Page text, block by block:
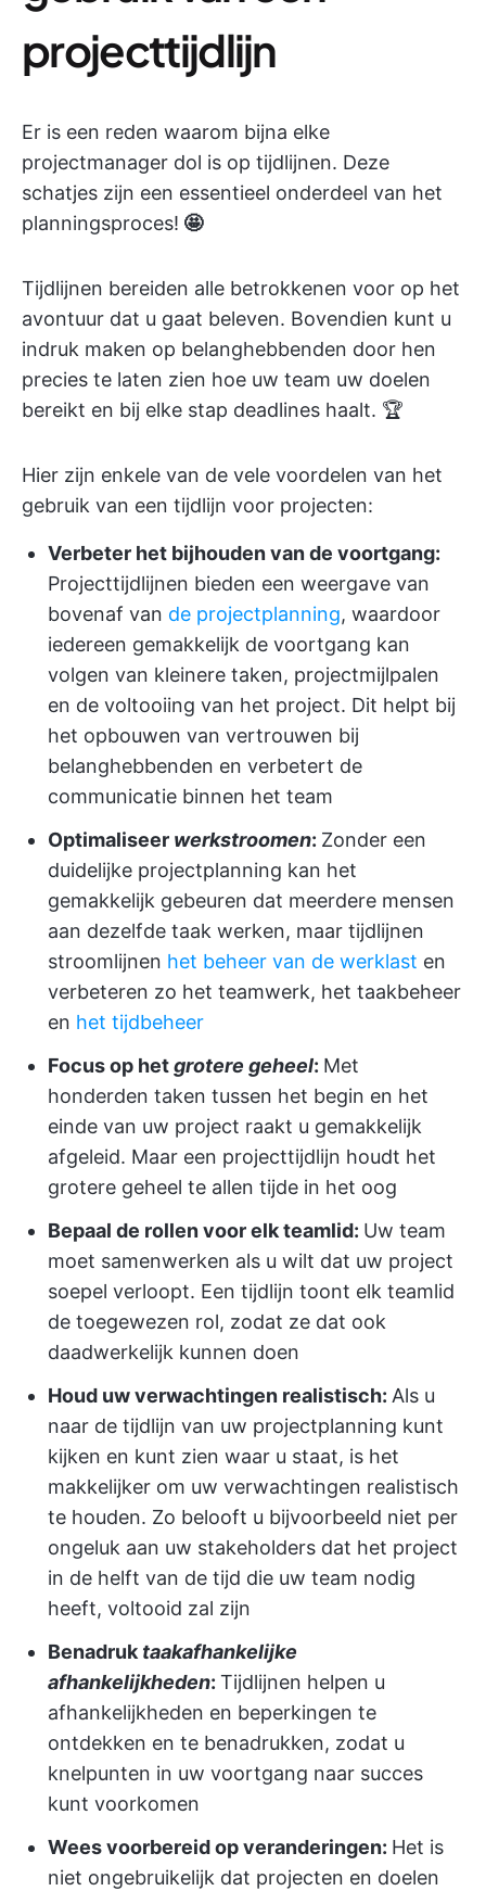
projecttijdlijn
Er is een reden waarom bijna elke
projectmanager dol is op tijdlijnen. Deze
schatjes zijn een essentieel onderdeel van het
planningsproces! 🤩
Tijdlijnen bereiden alle betrokkenen voor op het
avontuur dat u gaat beleven. Bovendien kunt u
indruk maken op belanghebbenden door hen
precies te laten zien hoe uw team uw doelen
bereikt en bij elke stap deadlines haalt. 🏆
Hier zijn enkele van de vele voordelen van het
gebruik van een tijdlijn voor projecten:
Verbeter het bijhouden van de voortgang:
Projecttijdlijnen bieden een weergave van
bovenaf van de projectplanning, waardoor
iedereen gemakkelijk de voortgang kan
volgen van kleinere taken, projectmijlpalen
en de voltooiing van het project. Dit helpt bij
het opbouwen van vertrouwen bij
belanghebbenden en verbetert de
communicatie binnen het team
Optimaliseer werkstroomen: Zonder een
duidelijke projectplanning kan het
gemakkelijk gebeuren dat meerdere mensen
aan dezelfde taak werken, maar tijdlijnen
stroomlijnen het beheer van de werklast en
verbeteren zo het teamwerk, het taakbeheer
en het tijdbeheer
Focus op hetgrotere geheel: Met
honderden taken tussen het begin en het
einde van uw project raakt u gemakkelijk
afgeleid. Maar een projecttijdlijn houdt het
grotere geheel te allen tijde in het oog
Bepaal de rollen voor elk teamlid: Uw team
moet samenwerken als u wilt dat uw project
soepel verloopt. Een tijdlijn toont elk teamlid
de toegewezen rol, zodat ze dat ook
daadwerkelijk kunnen doen
Houd uw verwachtingen realistisch: Als u
naar de tijdlijn van uw projectplanning kunt
kijken en kunt zien waar u staat, is het
makkelijker om uw verwachtingen realistisch
te houden. Zo belooft u bijvoorbeeld niet per
ongeluk aan uw stakeholders dat het project
in de helft van de tijd die uw team nodig
heeft, voltooid zal zijn
Benadruk taakafhankelijke
afhankelijkheden: Tijdlijnen helpen u
afhankelijkheden en beperkingen te
ontdekken en te benadrukken, zodat u
knelpunten in uw voortgang naar succes
kunt voorkomen
Wees voorbereid op veranderingen: Het is
niet ongebruikelijk dat projecten en doelen